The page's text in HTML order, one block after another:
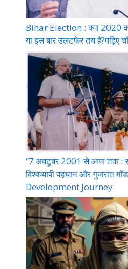
Bihar Election : क्या 2020 का
या इस बार उलटफेर तय है?पढ़िए
“7 अक्टूबर 2001 से आज तक :
विश्वव्यापी पहचान और
Development Journey